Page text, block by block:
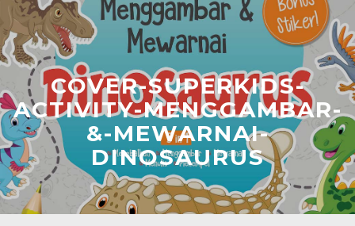
COVER-SUPERKIDS-
ACTIVITY-MENGGAMBAR-
&-MEWARNAI-
DINOSAURUS